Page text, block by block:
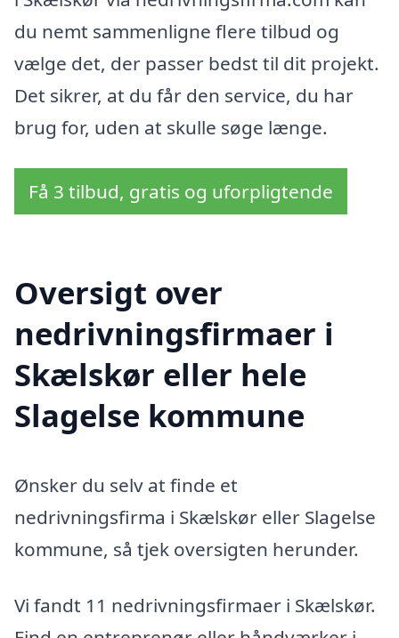
du nemt sammenligne flere tilbud og
vælge det, der passer bedst til dit projekt.
Det sikrer, at du får den service, du har
brug for, uden at skulle søge længe.
Få 3 tilbud, gratis og uforpligtende
Oversigt over
nedrivningsfirmaer i
Skælskør eller hele
Slagelse kommune
Ønsker du selv at finde et
nedrivningsfirma i Skælskør eller Slagelse
kommune, så tjek oversigten herunder.
Vi fandt 11 nedrivningsfirmaer i Skælskør.